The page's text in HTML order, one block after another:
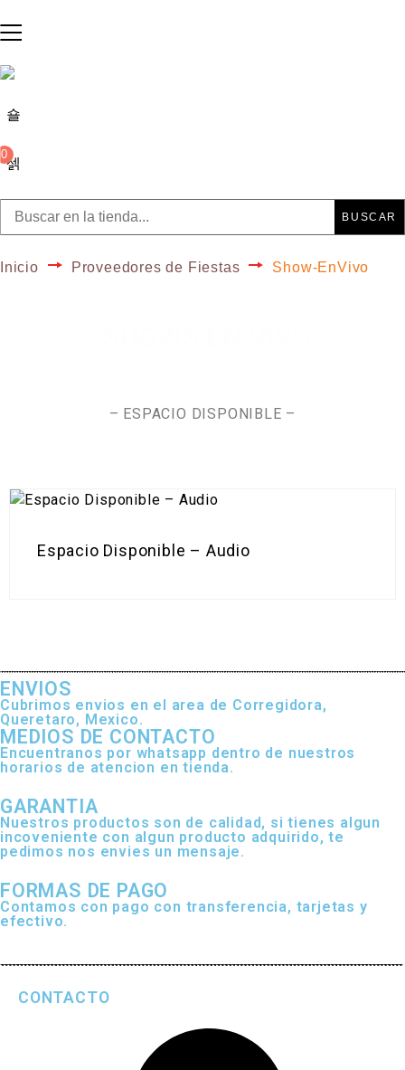
0
BUSCAR
Inicio Proveedores de Fiestas Show-EnVivo
– ESPACIO DISPONIBLE –
Espacio Disponible – Audio
ENVIOS
Cubrimos envios en el area de Corregidora,
Queretaro, Mexico.
MEDIOS DE CONTACTO
Encuentranos por whatsapp dentro de nuestros
horarios de atencion en tienda.
GARANTIA
Nuestros productos son de calidad, si tienes algun
incoveniente con algun producto adquirido, te
pedimos nos envies un mensaje.
FORMAS DE PAGO
Contamos con pago con transferencia, tarjetas y
efectivo.
CONTACTO